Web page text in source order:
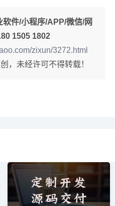
软件/小程序/APP/微信/网
1505 1802
zixun/3272.html
，未经许可不得转载！